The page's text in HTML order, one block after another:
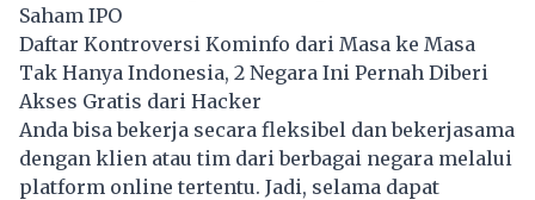
Saham IPO
Daftar Kontroversi Kominfo dari Masa ke Masa
Tak Hanya Indonesia, 2 Negara Ini Pernah Diberi
Akses Gratis dari Hacker
Anda bisa bekerja secara fleksibel dan bekerjasama
dengan klien atau tim dari berbagai negara melalui
platform online tertentu. Jadi, selama dapat